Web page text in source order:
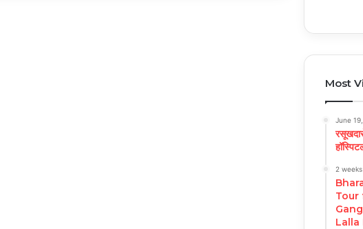
Most
June
2
Tour
Lalla